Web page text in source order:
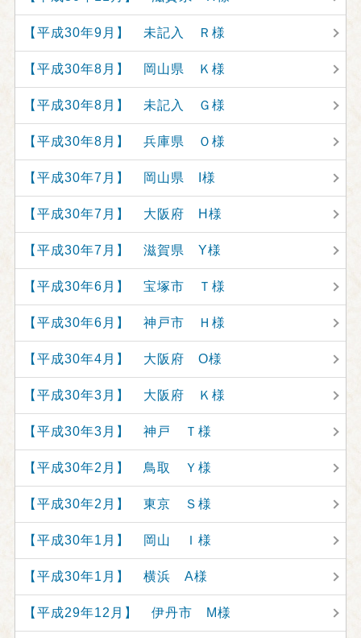
【平成30年9月】 未記入 Ｒ様
【平成30年8月】 岡山県 Ｋ様
【平成30年8月】 未記入 Ｇ様
【平成30年8月】 兵庫県 Ｏ様
【平成30年7月】 岡山県 I様
【平成30年7月】 大阪府 H様
【平成30年7月】 滋賀県 Y様
【平成30年6月】 宝塚市 Ｔ様
【平成30年6月】 神戸市 Ｈ様
【平成30年4月】 大阪府 O様
【平成30年3月】 大阪府 Ｋ様
【平成30年3月】 神戸 Ｔ様
【平成30年2月】 鳥取 Ｙ様
【平成30年2月】 東京 Ｓ様
【平成30年1月】 岡山 Ｉ様
【平成30年1月】 横浜 A様
【平成29年12月】 伊丹市 M様